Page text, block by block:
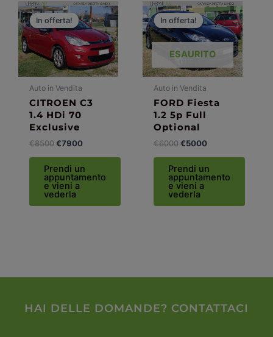
In offerta!
In offerta!
Auto in Vendita
CITROEN C3
1.4 HDi 70
Exclusive
€8500
Il
prezzo
originale
era:
€8500.
€7900
Il
prezzo
attuale
è:
€7900.
Prendi un
appuntamento
e vieni a
vederla
In offerta!
ESAURITO
In offerta!
Auto in Vendita
FORD Fiesta
1.2 5p Full
Optional
€6000
Il
prezzo
originale
era:
€5000
Il
prezzo
attuale
è:
€5000.
Prendi un
appuntamento
e vieni a
vederla
HAI DELLE DOMANDE? CONTATTACI